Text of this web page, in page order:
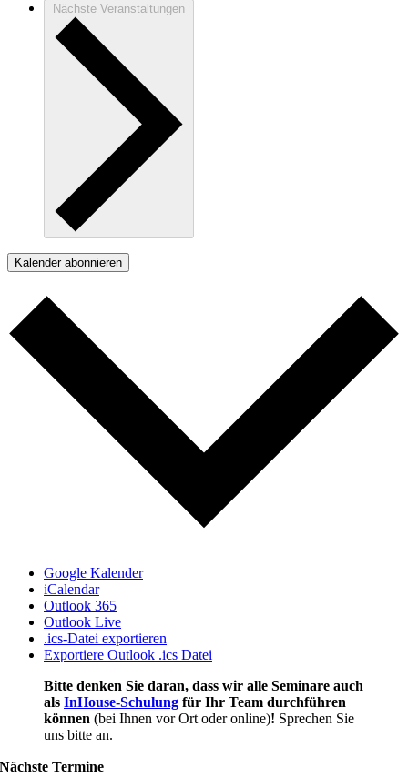
Nächste Veranstaltungen
Kalender abonnieren
Google Kalender
iCalendar
Outlook 365
Outlook Live
.ics-Datei exportieren
Exportiere Outlook .ics Datei
Bitte denken Sie daran, dass wir alle Seminare auch
als InHouse-Schulung für Ihr Team durchführen
können (bei Ihnen vor Ort oder online)! Sprechen Sie
uns bitte an.
Nächste Termine